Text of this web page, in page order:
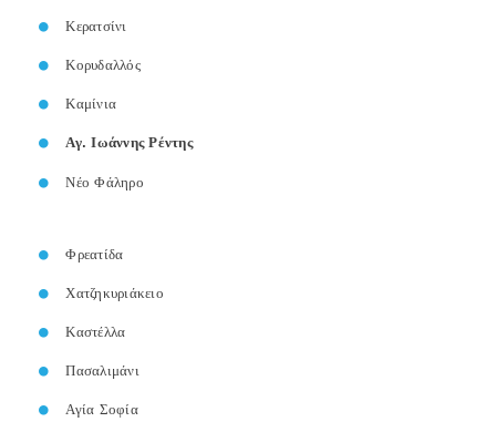
Κερατσίνι
Κορυδαλλός
Καμίνια
Αγ. Ιωάννης Ρέντης
Νέο Φάληρο
Φρεατίδα
Χατζηκυριάκειο
Καστέλλα
Πασαλιμάνι
Αγία Σοφία